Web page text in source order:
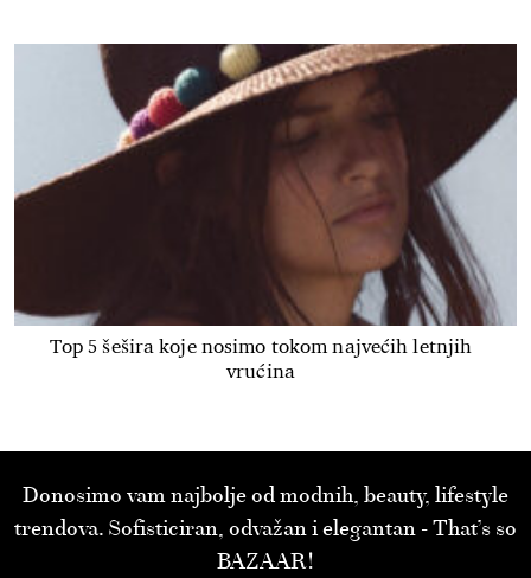
Top 5 šešira koje nosimo tokom najvećih letnjih
vrućina
Donosimo vam najbolje od modnih, beauty, lifestyle
trendova. Sofisticiran, odvažan i elegantan - That’s so
BAZAAR!